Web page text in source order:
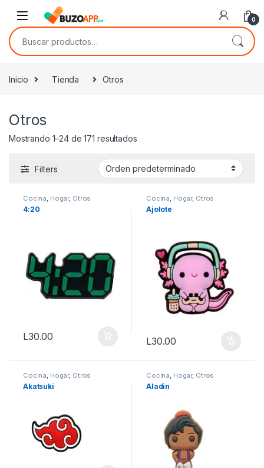
Skip to navigation
Skip to content
0
Buscar por:
Inicio Tienda Otros
Otros
Mostrando 1–24 de 171 resultados
Filters
Cocina, Hogar, Otros
4:20
L30.00
Cocina, Hogar, Otros
Ajolote
L30.00
Cocina, Hogar, Otros
Akatsuki
Cocina, Hogar, Otros
Aladin